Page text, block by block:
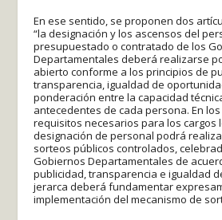
En ese sentido, se proponen dos
“la designación y los ascensos del
presupuestado o contratado de los
Departamentales deberá realizarse
abierto conforme a los principios de
transparencia, igualdad de
ponderación entre la capacidad
antecedentes de cada persona. En
requisitos necesarios para los cargos
designación de personal podrá
sorteos públicos controlados,
Gobiernos Departamentales de
publicidad, transparencia e igualdad
jerarca deberá fundamentar
implementación del mecanismo de